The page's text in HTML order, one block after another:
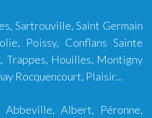
, Sartrouville, Saint Germain
Poissy, Conflans Sainte
Trappes, Houilles, Montigny
Rocquencourt, Plaisir...
Abbeville,Albert, Péronne,